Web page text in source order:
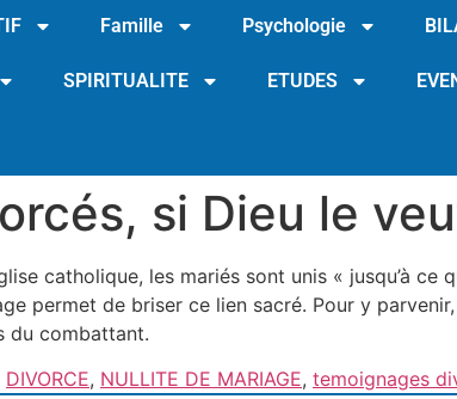
Famille Psychologie
SPIRITUALITE ETUDES
si Dieu le
catholique, les mariés sont unis « jusqu’à ce
permet de briser ce lien sacré. Pour y
du combattant.
DIVORCE, NULLITE DE MARIAGE, temoignages